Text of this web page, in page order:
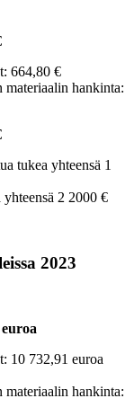
664,80 €
materiaalin hankinta:
tukea yhteensä 1
2 2000 €
2023
10 732,91 euroa
materiaalin hankinta: